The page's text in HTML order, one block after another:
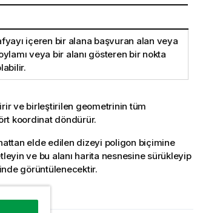
içeren bir alana başvuran alan veya
veya bir alanı gösteren bir nokta
ve birleştirilen geometrinin tüm
koordinat döndürür.
elde edilen dizeyi poligon biçimine
ve bu alanı harita nesnesine sürükleyip
görüntülenecektir.